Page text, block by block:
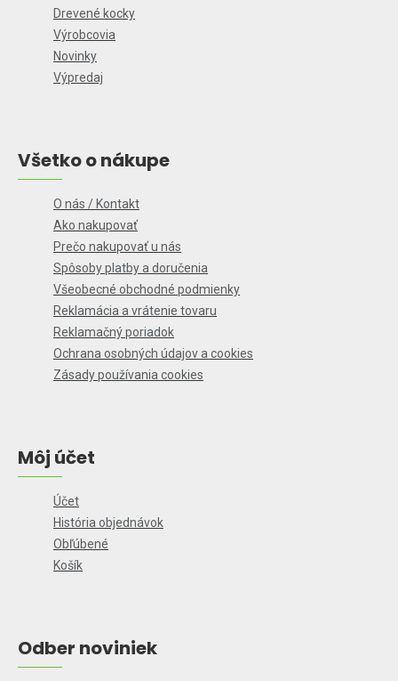
Drevené kocky
Výrobcovia
Novinky
Výpredaj
Všetko o nákupe
O nás / Kontakt
Ako nakupovať
Prečo nakupovať u nás
Spôsoby platby a doručenia
Všeobecné obchodné podmienky
Reklamácia a vrátenie tovaru
Reklamačný poriadok
Ochrana osobných údajov a cookies
Zásady používania cookies
Môj účet
Účet
História objednávok
Obľúbené
Košík
Odber noviniek